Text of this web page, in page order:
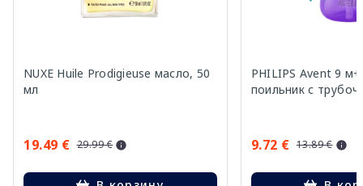
NUXE Huile Prodigieuse масло, 50
мл
19.49 € 29.99 €
PHILIPS Avent 9
поильник с
9.72 € 13.89 €